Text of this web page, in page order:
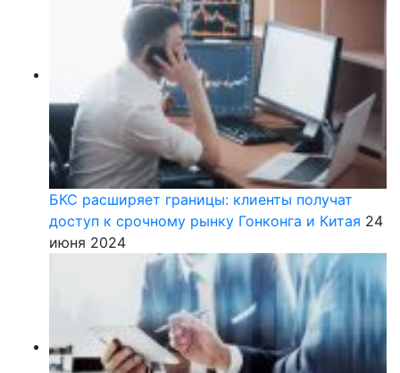
БКС расширяет границы: клиенты получат
доступ к срочному рынку Гонконга и Китая 24
июня 2024